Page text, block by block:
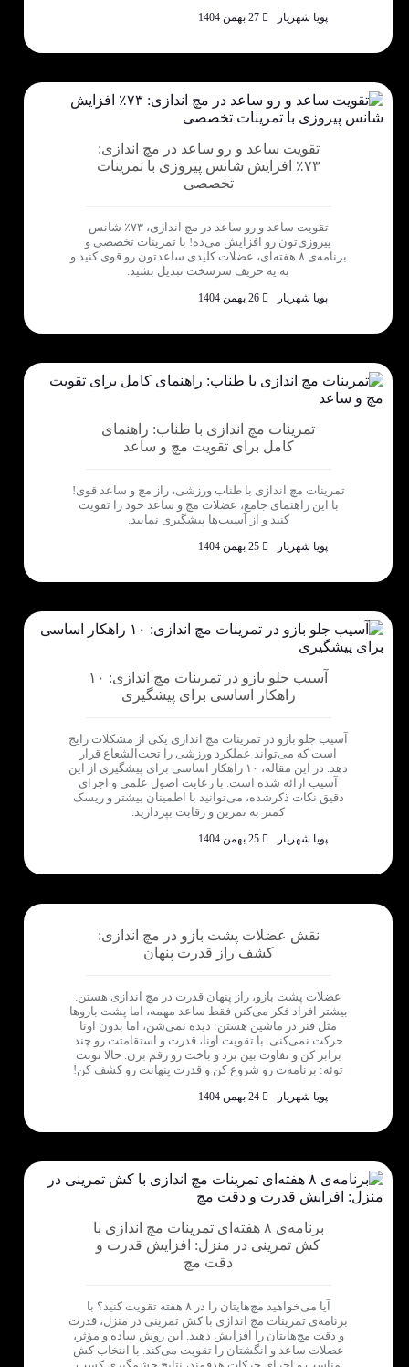
پویا شهریار
تقویت ساعد و رو ساعد در مچ اندازی:
۷۳٪ افزایش شانس پیروزی با تمرینات
تخصصی
تقویت ساعد و رو ساعد در مچ اندازی، ۷۳٪ شانس
پیروزی‌تون رو افزایش می‌ده! با تمرینات تخصصی و
برنامه‌ی ۸ هفته‌ای، عضلات کلیدی ساعدتون رو قوی کنید و
به یه حریف سرسخت تبدیل بشید.
پویا شهریار
تمرینات مچ اندازی با طناب: راهنمای
کامل برای تقویت مچ و ساعد
تمرینات مچ اندازی با طناب ورزشی، راز مچ و ساعد قوی!
با این راهنمای جامع، عضلات مچ و ساعد خود را تقویت
کنید و از آسیب‌ها پیشگیری نمایید.
پویا شهریار
آسیب جلو بازو در تمرینات مچ اندازی: ۱۰
راهکار اساسی برای پیشگیری
آسیب جلو بازو در تمرینات مچ اندازی یکی از مشکلات رایج
است که می‌تواند عملکرد ورزشی را تحت‌الشعاع قرار
دهد. در این مقاله، ۱۰ راهکار اساسی برای پیشگیری از این
آسیب ارائه شده است. با رعایت اصول علمی و اجرای
دقیق نکات ذکرشده، می‌توانید با اطمینان بیشتر و ریسک
کمتر به تمرین و رقابت بپردازید.
پویا شهریار
نقش عضلات پشت بازو در مچ اندازی:
کشف راز قدرت پنهان
عضلات پشت بازو، راز پنهان قدرت در مچ اندازی هستن.
بیشتر افراد فکر می‌کنن فقط ساعد مهمه، اما پشت بازوها
مثل فنر در ماشین هستن: دیده نمی‌شن، اما بدون اونا
حرکت نمی‌کنی. با تقویت اونا، قدرت و استقامتت رو چند
برابر کن و تفاوت بین برد و باخت رو رقم بزن. حالا نوبت
توئه: برنامه‌ت رو شروع کن و قدرت پنهانت رو کشف کن!
پویا شهریار
برنامه‌ی ۸ هفته‌ای تمرینات مچ اندازی با
کش تمرینی در منزل: افزایش قدرت و
دقت مچ
آیا می‌خواهید مچ‌هایتان را در ۸ هفته تقویت کنید؟ با
برنامه‌ی تمرینات مچ اندازی با کش تمرینی در منزل، قدرت
و دقت مچ‌هایتان را افزایش دهید. این روش ساده و مؤثر،
عضلات ساعد و انگشتان را تقویت می‌کند. با انتخاب کش